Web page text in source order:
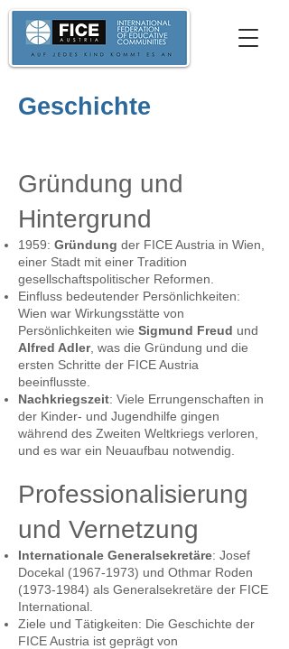
Geschichte
Gründung und
Hintergrund
1959: Gründung der FICE Austria in Wien,
einer Stadt mit einer Tradition
gesellschaftspolitischer Reformen.
Einfluss bedeutender Persönlichkeiten:
Wien war Wirkungsstätte von
Persönlichkeiten wie Sigmund Freud und
Alfred Adler, was die Gründung und die
ersten Schritte der FICE Austria
beeinflusste.
Nachkriegszeit: Viele Errungenschaften in
der Kinder- und Jugendhilfe gingen
während des Zweiten Weltkriegs verloren,
und es war ein Neuaufbau notwendig.
Professionalisierung
und Vernetzung
Internationale Generalsekretäre: Josef
Docekal (1967-1973) und Othmar Roden
(1973-1984) als Generalsekretäre der FICE
International.
Ziele und Tätigkeiten: Die Geschichte der
FICE Austria ist geprägt von